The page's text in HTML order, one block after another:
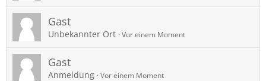
Gast
Unbekannter Ort Vor einem Moment
Gast
Anmeldung Vor einem Moment